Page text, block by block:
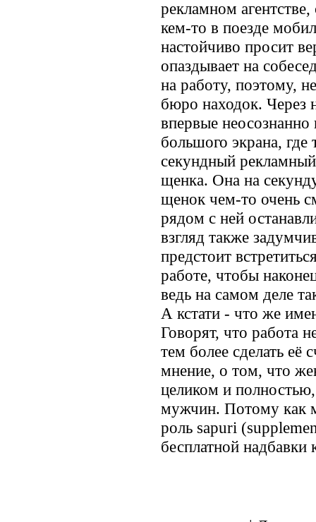
рекламном
кем-то в поезде
настойчиво просит
опаздывает на
на работу, поэтому,
бюро находок. Через
впервые неосознанно
большого экрана, где
секундный
щенка. Она на
щенок чем-то очень
рядом с ней
взгляд также
предстоит
работе, чтобы
ведь на самом деле
А кстати - что же
Говорят, что работа
тем более сделать её
мнение, о том, что
целиком и
мужчин. Потому как
роль sapuri
бесплатной надбавки